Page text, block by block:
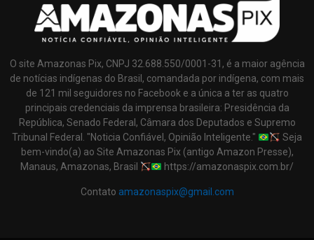
O site Amazonas Pix, CNPJ 32.688.550/0001-31, é a maior agência
de notícias indígenas do Brasil, comandada por indígena, com mais
de 121 mil seguidores no Facebook e a única a ter as quatro
principais credenciais da imprensa brasileira: Presidência da
República, Senado Federal, Câmara dos Deputados e Supremo
Tribunal Federal. "Noticia Confiável, Opinião Inteligente."
Seja
bem-vindo(a) ao Site Amazonas Pix (antigo Amazon Presse),
Manaus, Amazonas, Brasil
https://amazonaspix.com.br/
Contato amazonaspix@gmail.com